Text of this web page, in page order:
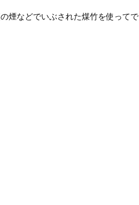
煙などでいぶされた煤竹を使ってで